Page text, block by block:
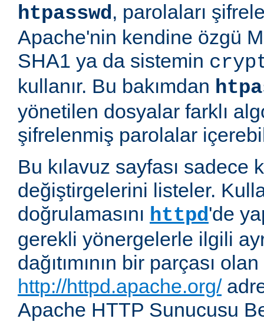
htpasswd, parolaları
Apache'nin kendine özgü
SHA1 ya da sistemin
kullanır. Bu bakımdan
yönetilen dosyalar farklı
şifrelenmiş parolalar
Bu kılavuz sayfası sadece
değiştirgelerini listeler.
doğrulamasını httpd'de
gerekli yönergelerle ilgili
dağıtımının bir parçası
http://httpd.apache.org/
Apache HTTP Sunucusu